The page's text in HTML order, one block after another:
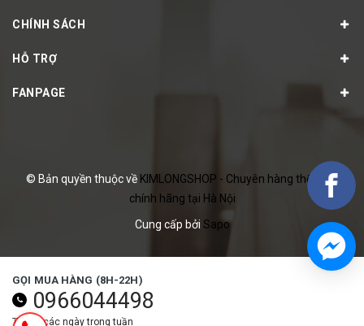
CHÍNH SÁCH
HỖ TRỢ
FANPAGE
© Bản quyền thuộc về KIMLONGSHOP - Chuyên hàng thể thao
chính hãng tại Hà Nội
Cung cấp bởi Sapo
GỌI MUA HÀNG (8H-22H)
0966044498
Tất cả các ngày trong tuần